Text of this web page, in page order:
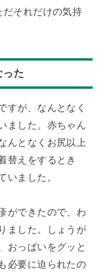
だそれだけの気持
った
すが、なんとなく
ました。赤ちゃん
んとなくお尻以上
替えをするとき
いました。
ができたので、わ
ました。しょうが
おっぱいをグッと
必要に迫られたの